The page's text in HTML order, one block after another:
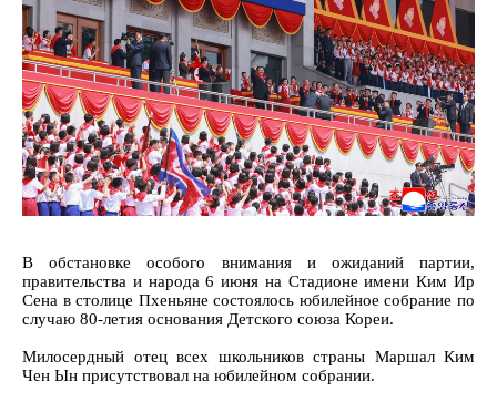
В обстановке особого внимания и ожиданий партии,
правительства и народа 6 июня на Стадионе имени Ким Ир
Сена в столице Пхеньяне состоялось юбилейное собрание по
случаю 80-летия основания Детского союза Кореи.
Милосердный отец всех школьников страны Маршал Ким
Чен Ын присутствовал на юбилейном собрании.